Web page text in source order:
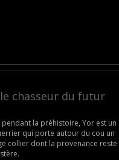
chasseur du futur
pendant la préhistoire, Yor est un
qui porte autour du cou un
collier dont la provenance reste